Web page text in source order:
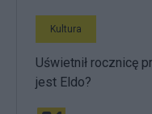
Kultura
Uświetnił rocznicę
jest Eldo?